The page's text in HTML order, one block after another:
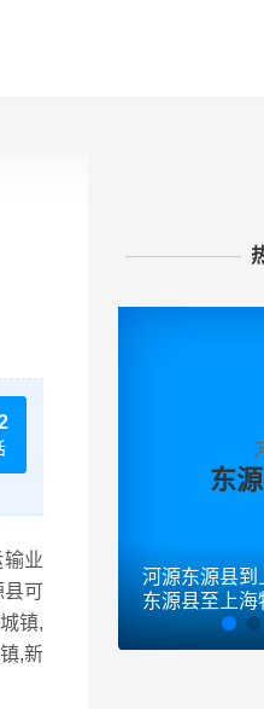
业
县可
镇,
,新
东
河源东源县到
东源县至上海